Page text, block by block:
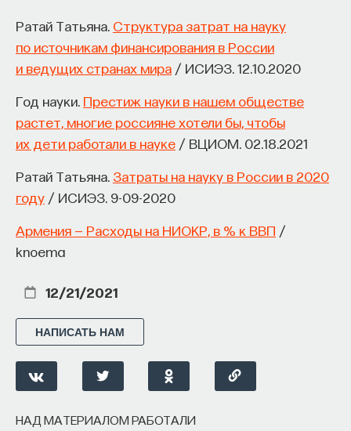
Ратай Татьяна. Структура затрат на науку
по источникам финансирования в России
и ведущих странах мира / ИСИЭЗ. 12.10.2020
Год науки. Престиж науки в нашем обществе
растет, многие россияне хотели бы, чтобы
их дети работали в науке / ВЦИОМ. 02.18.2021
Ратай Татьяна. Затраты на науку в России в 2020
году / ИСИЭЗ. 9-09-2020
Армения — Расходы на НИОКР, в % к ВВП /
knoema
12/21/2021
НАПИСАТЬ НАМ
НАД МАТЕРИАЛОМ РАБОТАЛИ